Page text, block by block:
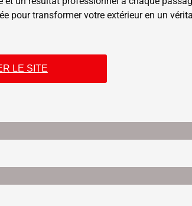
pour transformer votre extérieur en un
LE SITE